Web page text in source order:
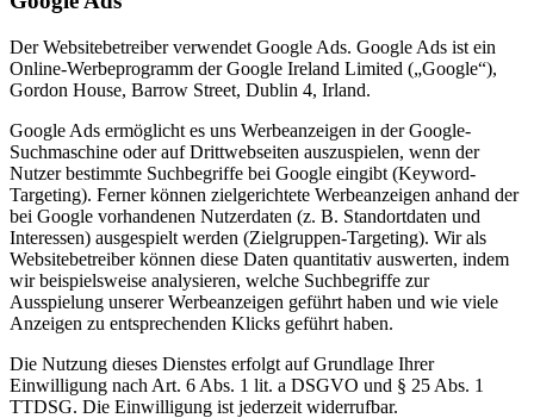
Der Websitebetreiber verwendet Google Ads. Google Ads ist ein
Online-Werbeprogramm der Google Ireland Limited („Google“),
Gordon House, Barrow Street, Dublin 4, Irland.
Google Ads ermöglicht es uns Werbeanzeigen in der Google-
Suchmaschine oder auf Drittwebseiten auszuspielen, wenn der
Nutzer bestimmte Suchbegriffe bei Google eingibt (Keyword-
Targeting). Ferner können zielgerichtete Werbeanzeigen anhand der
bei Google vorhandenen Nutzerdaten (z. B. Standortdaten und
Interessen) ausgespielt werden (Zielgruppen-Targeting). Wir als
Websitebetreiber können diese Daten quantitativ auswerten, indem
wir beispielsweise analysieren, welche Suchbegriffe zur
Ausspielung unserer Werbeanzeigen geführt haben und wie viele
Anzeigen zu entsprechenden Klicks geführt haben.
Die Nutzung dieses Dienstes erfolgt auf Grundlage Ihrer
Einwilligung nach Art. 6 Abs. 1 lit. a DSGVO und § 25 Abs. 1
TTDSG. Die Einwilligung ist jederzeit widerrufbar.